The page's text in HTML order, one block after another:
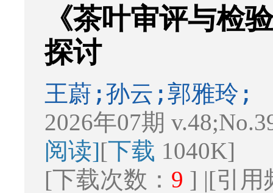
《茶叶审评与检
探讨
王蔚;孙云;郭雅玲;
2026年07期
阅读][下载 1040K]
[下载次数： 9 ] |[引用